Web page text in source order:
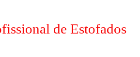
de Estofados